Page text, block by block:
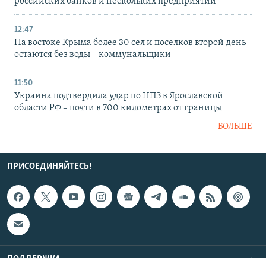
12:47
На востоке Крыма более 30 сел и поселков второй день
остаются без воды – коммунальщики
11:50
Украина подтвердила удар по НПЗ в Ярославской
области РФ – почти в 700 километрах от границы
БОЛЬШЕ
ПРИСОЕДИНЯЙТЕСЬ!